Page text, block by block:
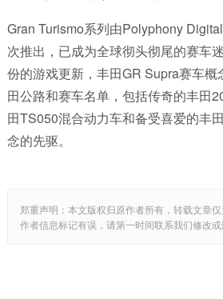
Gran Turismo系列由Polyphony
次推出，已成为全球彻头彻尾的赛车
份的游戏更新，丰田GR Supra赛车
田公路和赛车名单，包括传奇的丰田
田TS050混合动力车和备受喜爱的丰
念的先驱。
郑重声明：本文版权归原作者所有，转载文章
作者信息标记有误，请第一时间联系我们修改或